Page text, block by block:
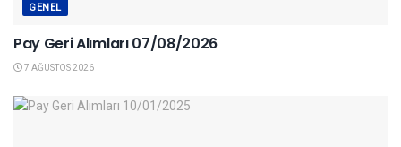
GENEL
Pay Geri Alımları 07/08/2026
7 AĞUSTOS 2026